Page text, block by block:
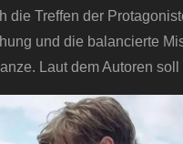
die Treffen der
und die balancierte
Laut dem Autoren